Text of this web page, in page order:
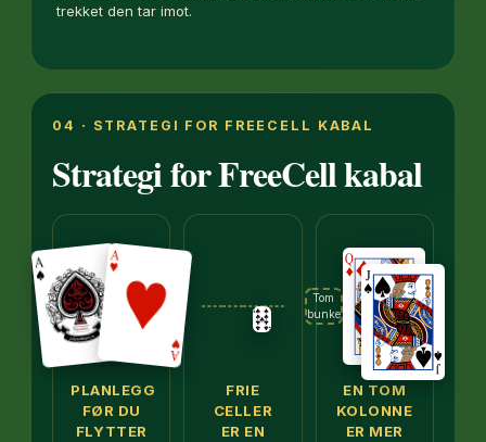
trekket den tar imot.
04 · STRATEGI FOR FREECELL KABAL
Strategi for FreeCell kabal
PLANLEGG
FØR DU
FLYTTER
FRIE
CELLER
ER EN
Tom
bunke
EN TOM
KOLONNE
ER MER